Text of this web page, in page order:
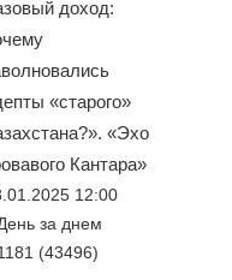
доход:
«старого»
«Эхо
Кантара»
12:00
за днем
(43496)